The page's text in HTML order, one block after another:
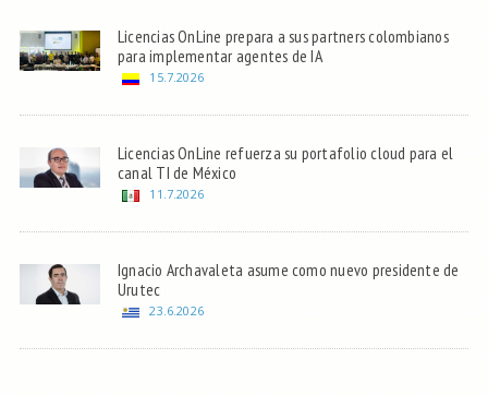
Licencias OnLine prepara a sus partners colombianos
para implementar agentes de IA
15.7.2026
Licencias OnLine refuerza su portafolio cloud para el
canal TI de México
11.7.2026
Ignacio Archavaleta asume como nuevo presidente de
Urutec
23.6.2026